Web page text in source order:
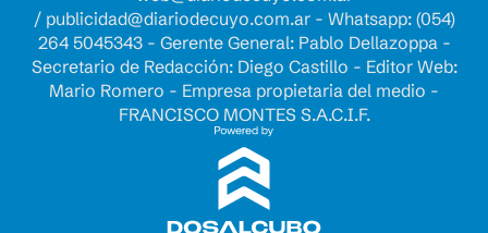
/ publicidad@diariodecuyo.com.ar- Whatsapp: (054)
264 5045343 - Gerente General: Pablo Dellazoppa -
Secretario de Redacción: Diego Castillo - Editor Web:
Mario Romero - Empresa propietaria del medio -
FRANCISCO MONTES S.A.C.I.F.